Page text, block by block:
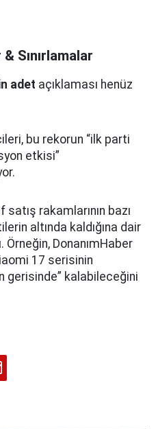
Sınırlamalar
adet açıklaması henüz
bu rekorun “ilk parti
etkisi”
satış rakamlarının bazı
altında kaldığına dair
Örneğin, DonanımHaber
17 serisinin
gerisinde” kalabileceğini